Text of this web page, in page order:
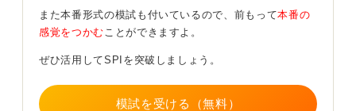
公式だけを覚えても、どれを使うかという判断ができな
ければ本番では太刀打ちできません。
SPI対策においては公式を覚える作業よりも、問題文を
読んでどう考えるかという解法のプロセスを身に付ける
ことが、確実に得点する力につながります。
また本番形式の模試も付いているので、前もって本番の
感覚をつかむ ことができますよ。
ぜひ活用してSPIを突破しましょう。
模試を受ける（無料）